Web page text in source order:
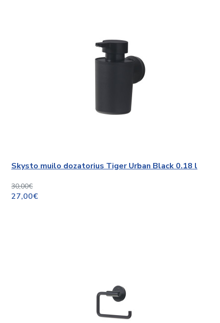
Skysto muilo dozatorius Tiger Urban Black 0.18 l
30,00€
27,00€